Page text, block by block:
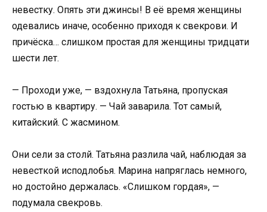
невестку. Опять эти джинсы! В её время женщины
одевались иначе, особенно приходя к свекрови. И
причёска… слишком простая для женщины тридцати
шести лет.
— Проходи уже, — вздохнула Татьяна, пропуская
гостью в квартиру. — Чай заварила. Тот самый,
китайский. С жасмином.
Они сели за столй. Татьяна разлила чай, наблюдая за
невесткой исподлобья. Марина напряглась немного,
но достойно держалась. «Слишком гордая», —
подумала свекровь.